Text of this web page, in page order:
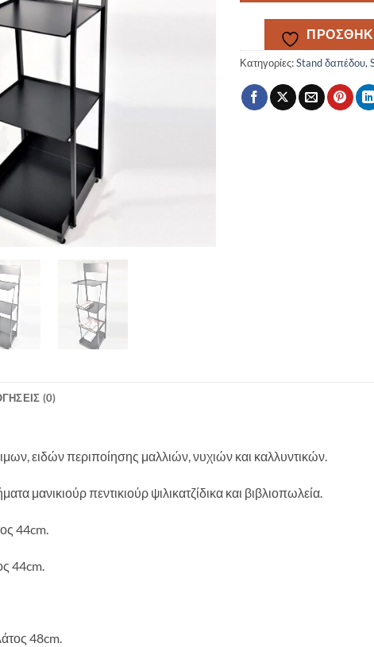
Κατηγορίες:Stand δαπέδου,
(0)
ειδών περιποίησης μαλλιών, νυχιών και καλλυντικών.
μανικιούρ πεντικιούρ ψιλικατζίδικα και βιβλιοπωλεία.
44cm.
44cm.
48cm.